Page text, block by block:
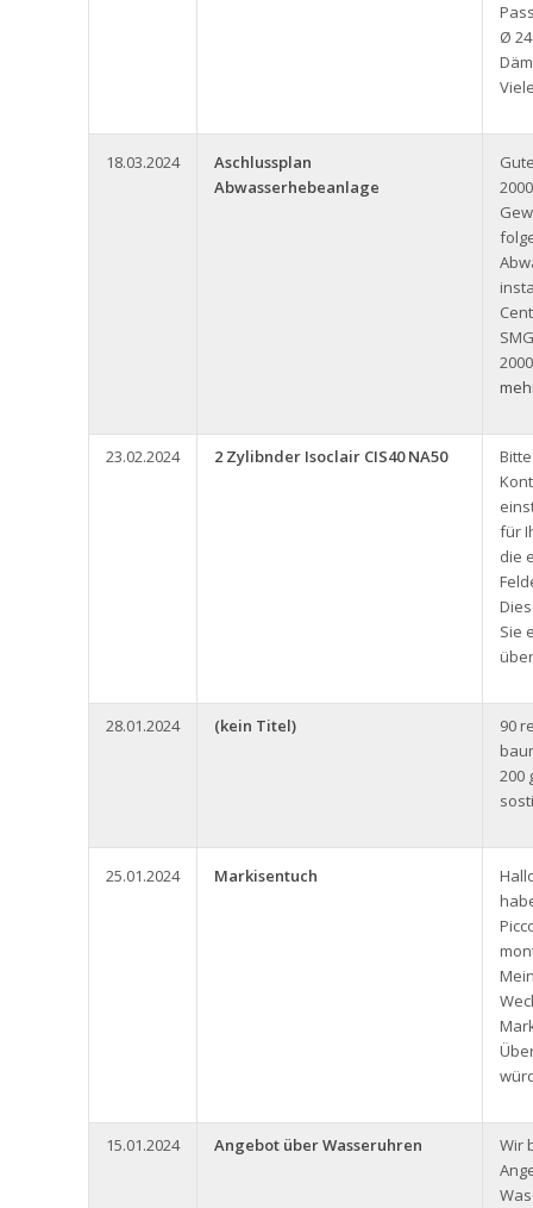
Ø
18.03.2024
Aschlussplan
Abwasserhebeanlage
23.02.2024 2 Zylibnder Isoclair CIS40 NA50
für
die
Sie
28.01.2024 (kein Titel)
90
200
25.01.2024 Markisentuch
15.01.2024 Angebot über Wasseruhren
Wir